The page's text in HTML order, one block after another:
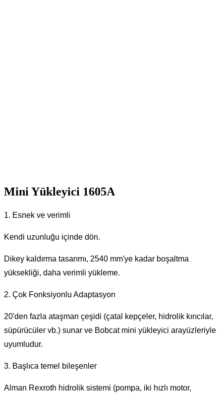
Mini Yükleyici 1605A
1. Esnek ve verimli
Kendi uzunluğu içinde dön.
Dikey kaldırma tasarımı, 2540 mm'ye kadar boşaltma
yüksekliği, daha verimli yükleme.
2. Çok Fonksiyonlu Adaptasyon
20'den fazla ataşman çeşidi (çatal kepçeler, hidrolik kırıcılar,
süpürücüler vb.) sunar ve Bobcat mini yükleyici arayüzleriyle
uyumludur.
3. Başlıca temel bileşenler
Alman Rexroth hidrolik sistemi (pompa, iki hızlı motor,